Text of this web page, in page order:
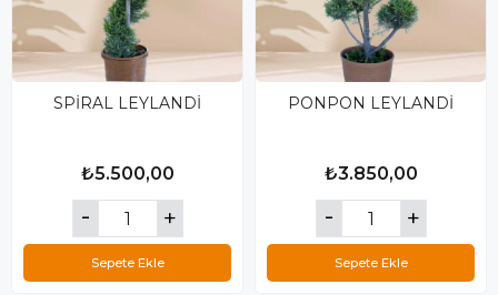
SPİRAL LEYLANDİ
₺5.500,00
Sepete Ekle
PONPON LEYLANDİ
₺3.850,00
Sepete Ekle